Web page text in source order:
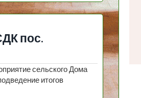
пос.
сельского Дома
итогов